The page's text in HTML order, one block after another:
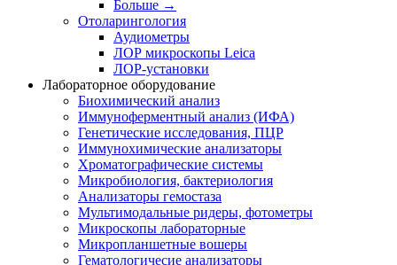
Больше →
Отоларингология
Аудиометры
ЛОР микроскопы Leica
ЛОР-установки
Лабораторное оборудование
Биохимический анализ
Иммуноферментный анализ (ИФА)
Генетические исследования, ПЦР
Иммунохимические анализаторы
Хроматографические системы
Микробиология, бактериология
Анализаторы гемостаза
Мультимодальные ридеры, фотометры
Микроскопы лабораторные
Микропланшетные вошеры
Гематологичесие анализаторы